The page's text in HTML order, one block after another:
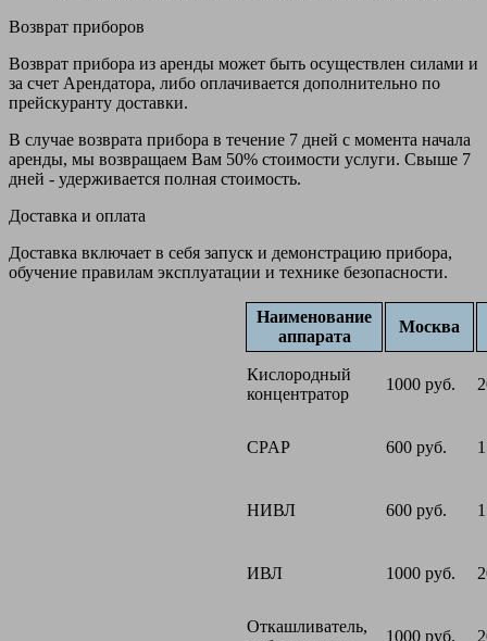
Возврат приборов
Возврат прибора из аренды может быть осуществлен силами и
за счет Арендатора, либо оплачивается дополнительно по
прейскуранту доставки.
В случае возврата прибора в течение 7 дней с момента начала
аренды, мы возвращаем Вам 50% стоимости услуги. Свыше 7
дней - удерживается полная стоимость.
Доставка и оплата
Доставка включает в себя запуск и демонстрацию прибора,
обучение правилам эксплуатации и технике безопасности.
Наименование
аппарата
Москва
Кислородный
концентратор
1000 руб.
CPAP 600 руб.
НИВЛ 600 руб.
ИВЛ 1000 руб.
Откашливатель,
1000 руб.